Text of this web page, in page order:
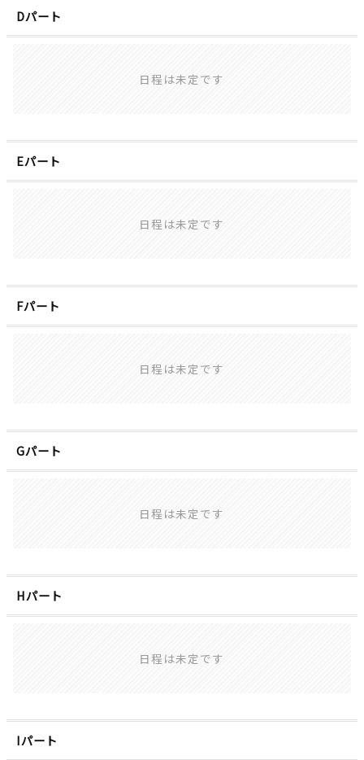
Dパート
日程は未定です
Eパート
日程は未定です
Fパート
日程は未定です
Gパート
日程は未定です
Hパート
日程は未定です
Iパート